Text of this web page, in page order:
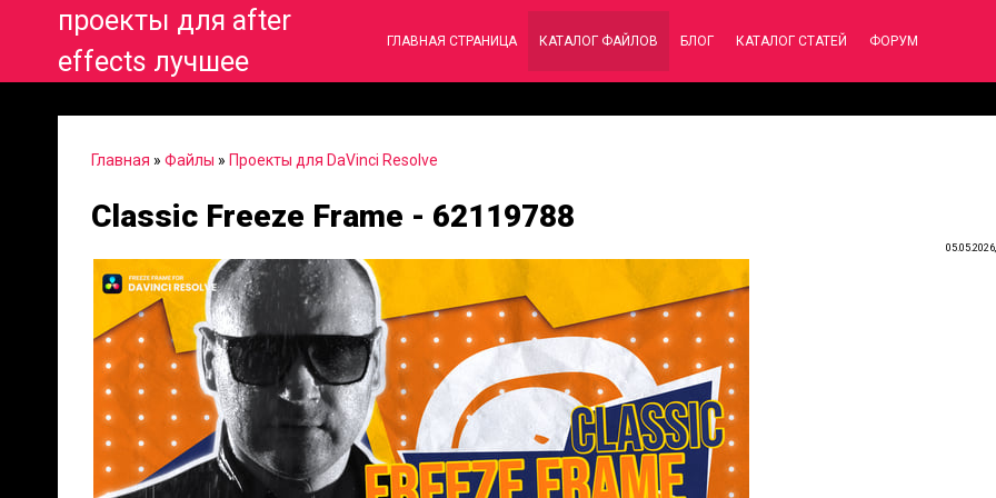
проекты для after
effects лучшее
ГЛАВНАЯ СТРАНИЦА КАТАЛОГ ФАЙЛОВ БЛОГ КАТАЛОГ СТАТЕЙ ФОРУМ
Главная » Файлы » Проекты для DaVinci Resolve
Classic Freeze Frame - 62119788